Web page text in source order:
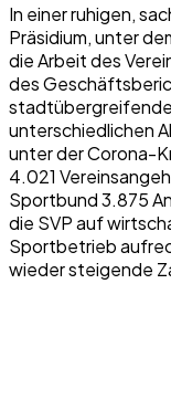
In einer ruhigen,
Präsidium, unter
die Arbeit des
des
unterschiedlichen
unter der Corona-
4.021
Sportbund 3.875
die SVP auf
Sportbetrieb
wieder steigende